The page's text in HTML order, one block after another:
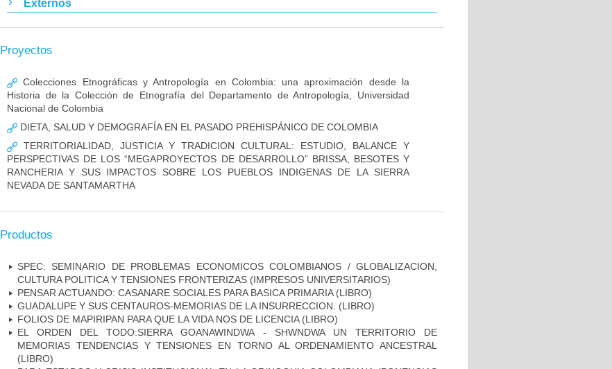
Externos
Proyectos
Colecciones Etnográficas y Antropología en Colombia: una aproximación desde la
Historia de la Colección de Etnografía del Departamento de Antropología, Universidad
Nacional de Colombia
DIETA, SALUD Y DEMOGRAFÍA EN EL PASADO PREHISPÁNICO DE COLOMBIA
TERRITORIALIDAD, JUSTICIA Y TRADICION CULTURAL: ESTUDIO, BALANCE Y
PERSPECTIVAS DE LOS “MEGAPROYECTOS DE DESARROLLO” BRISSA, BESOTES Y
RANCHERIA Y SUS IMPACTOS SOBRE LOS PUEBLOS INDIGENAS DE LA SIERRA
NEVADA DE SANTAMARTHA
Productos
SPEC: SEMINARIO DE PROBLEMAS ECONOMICOS COLOMBIANOS / GLOBALIZACION,
CULTURA POLITICA Y TENSIONES FRONTERIZAS (IMPRESOS UNIVERSITARIOS)
PENSAR ACTUANDO: CASANARE SOCIALES PARA BASICA PRIMARIA (LIBRO)
GUADALUPE Y SUS CENTAUROS-MEMORIAS DE LA INSURRECCION. (LIBRO)
FOLIOS DE MAPIRIPAN PARA QUE LA VIDA NOS DE LICENCIA (LIBRO)
EL ORDEN DEL TODO:SIERRA GOANAWINDWA - SHWNDWA UN TERRITORIO DE
MEMORIAS TENDENCIAS Y TENSIONES EN TORNO AL ORDENAMIENTO ANCESTRAL
(LIBRO)